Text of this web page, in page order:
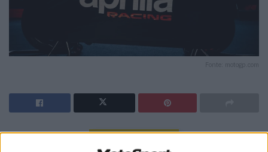
Fonte: motogp.com
🔊 Ouvir artigo